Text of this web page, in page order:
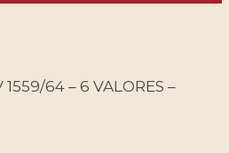
1559/64 – 6 VALORES –